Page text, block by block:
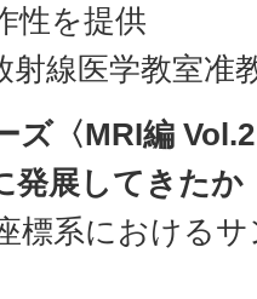
性を提供
射線医学教室
ズ〈MRI編
発展してきたか
標系における